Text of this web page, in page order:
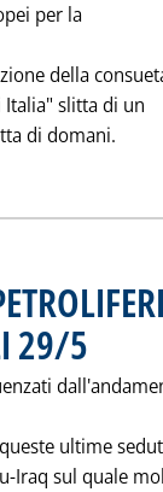
per la
della
Italia" slitta di un
di domani.
29/5
ultime
Iraq sul quale